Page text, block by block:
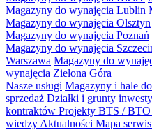
Magazyny do wynajęcia Lublin
Magazyny do wynajęcia Olsztyn
Magazyny do wynajęcia Poznań
Magazyny do wynajęcia
Warszawa Magazyny do
wynajęcia Zielona Góra
Nasze usługi Magazyny i hale
sprzedaż Działki i grunty
kontraktów Projekty BTS / BTO
wiedzy Aktualności Mapa